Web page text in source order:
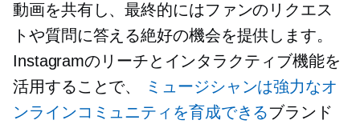
動画を共有し、最終的にはファンのリクエス
トや質問に答える絶好の機会を提供します。
Instagramのリーチとインタラクティブ機能を
活用することで、
ミュージシャンは強力なオ
ンラインコミュニティを育成できるブランド